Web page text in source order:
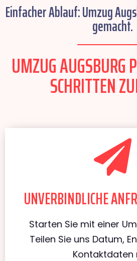
Einfacher Ablauf: Umzug
gemacht.
UMZUG AUGSBURG
SCHRITTEN
UNVERBINDLICHE
Starten Sie mit einer
Teilen Sie uns Datum,
Kontaktdaten